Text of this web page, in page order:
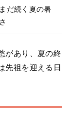
まだ続く夏の暑
さ
があり、夏の終
先祖を迎える日